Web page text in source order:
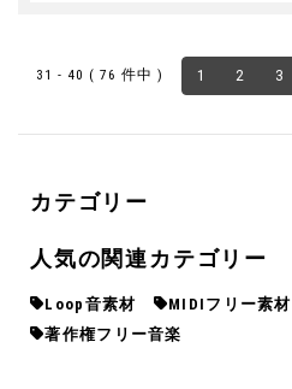
31 - 40 ( 76 件中 ) 1 2 3
カテゴリー
人気の関連カテゴリー
Loop音素材 MIDIフリー素材
著作権フリー音楽